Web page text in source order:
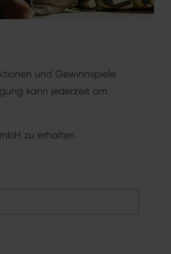
und Gewinnspiele
kann jederzeit am
zu erhalten.